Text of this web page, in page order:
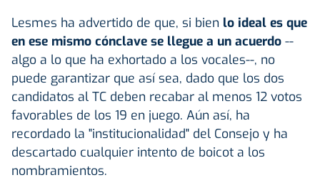
Lesmes ha advertido de que, si bien lo ideal es que
en ese mismo cónclave se llegue a un acuerdo --
algo a lo que ha exhortado a los vocales--, no
puede garantizar que así sea, dado que los dos
candidatos al TC deben recabar al menos 12 votos
favorables de los 19 en juego. Aún así, ha
recordado la "institucionalidad" del Consejo y ha
descartado cualquier intento de boicot a los
nombramientos.